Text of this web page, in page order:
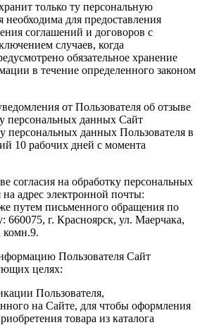
только ту персональную
для предоставления
соглашений и договоров с
случаев, когда
обязательное хранение
в течение определенного законом
от Пользователя об отзыве
персональных данных Сайт
персональных данных Пользователя в
10 рабочих дней с момента
согласия на обработку персональных
адрес электронной почты:
путем письменного обращения по
660075, г. Красноярск, ул. Маерчака,
комн.9.
Пользователя Сайт
целях:
Пользователя,
на Сайте, для чтобы оформления
товара из каталога